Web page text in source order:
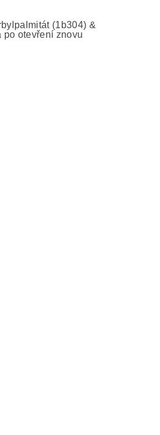
(1b304) &
po otevření znovu